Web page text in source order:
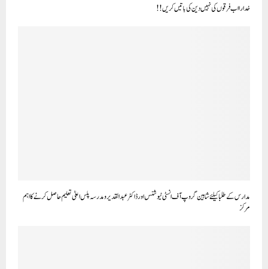
خدارا اب فرقوں کی نہیں دین کی باتیں کریں !!
مدارس کے طلبا کیلئے شاہین گروپ آ ف انسٹی ٹیوشنس اور ڈاکٹر عبد القدیر و مدرسہ پلس اعلیٰ تعلیم حاصل کرنے کا اہم
مرکز